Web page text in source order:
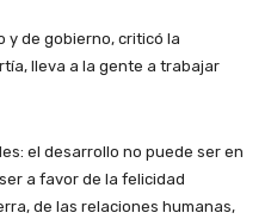
y de gobierno, criticó la
lleva a la gente a trabajar
el desarrollo no puede ser en
a favor de la felicidad
de las relaciones humanas,